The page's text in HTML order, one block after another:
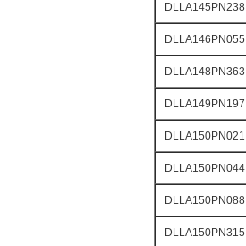
DLLA145PN238
DLLA146PN055
DLLA148PN363
DLLA149PN197
DLLA150PN021
DLLA150PN044
DLLA150PN088
DLLA150PN315